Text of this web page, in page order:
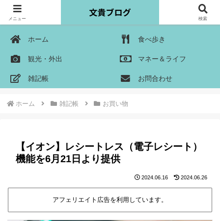
ホーム 食べ歩き
観光・外出 マネー＆ライフ
雑記帳 お問合わせ
ホーム 雑記帳 お買い物
【イオン】レシートレス（電子レシート）
機能を6月21日より提供
2024.06.16 2024.06.26
アフェリエイト広告を利用しています。
メニュー 検索